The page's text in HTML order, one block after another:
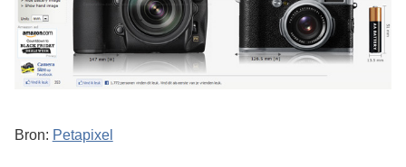
Bron: Petapixel